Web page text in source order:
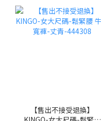
【售出不接受退換】